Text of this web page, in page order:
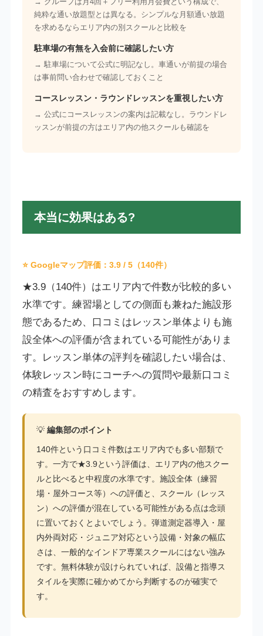
純粋な通い放題型とは異なる。シンプルな月額通い放題
を求めるならエリア内の別スクールと比較を
駐車場の有無を入会前に確認したい方
→ 駐車場について公式に明記なし。車通いが前提の場合
は事前問い合わせで確認しておくこと
コースレッスン・ラウンドレッスンを重視したい方
→ 公式にコースレッスンの案内は記載なし。ラウンドレ
ッスンが前提の方はエリア内の他スクールも確認を
本当に効果はある?
⭐ Googleマップ評価： 3.9/ 5（140件）
★3.9（140件）はエリア内で件数が比較的多い
水準です。練習場としての側面も兼ねた施設形
態であるため、口コミはレッスン単体よりも施
設全体への評価が含まれている可能性がありま
す。レッスン単体の評判を確認したい場合は、
体験レッスン時にコーチへの質問や最新口コミ
の精査をおすすめします。
💡 編集部のポイント
140件という口コミ件数はエリア内でも多い部類で
す。一方で★3.9という評価は、エリア内の他スクー
ルと比べると中程度の水準です。施設全体（練習
場・屋外コース等）への評価と、スクール（レッス
ン）への評価が混在している可能性がある点は念頭
に置いておくとよいでしょう。弾道測定器導入・屋
内外両対応・ジュニア対応という設備・対象の幅広
さは、一般的なインドア専業スクールにはない強み
です。無料体験が設けられていれば、設備と指導ス
タイルを実際に確かめてから判断するのが確実で
す。